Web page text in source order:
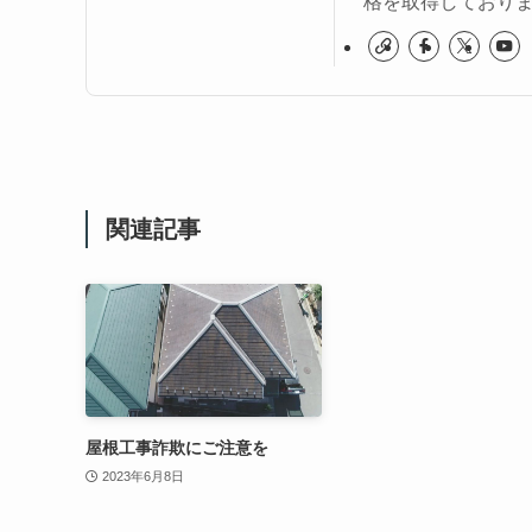
関連記事
屋根工事詐欺にご注意を
2023年6月8日